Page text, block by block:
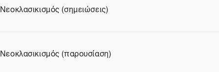
(σημειώσεις)
(παρουσίαση)